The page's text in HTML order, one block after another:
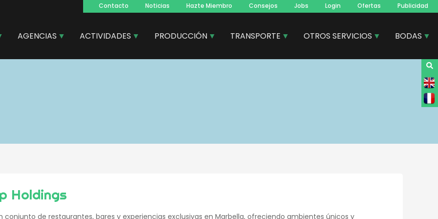
Navegacion
principal
Contacto Noticias Hazte Miembro Consejos Jobs Login Ofertas Publicidad
AGENCIAS ACTIVIDADES PRODUCCIÓN TRANSPORTE OTROS SERVICIOS BODAS
Holdings
conjunto de restaurantes, bares y experiencias exclusivas en Marbella, ofreciendo ambientes únicos y